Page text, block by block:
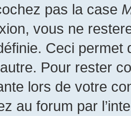
pas la case
vous ne
Ceci permet
Pour rester
lors de votre
au forum par